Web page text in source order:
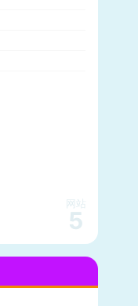
网站
5